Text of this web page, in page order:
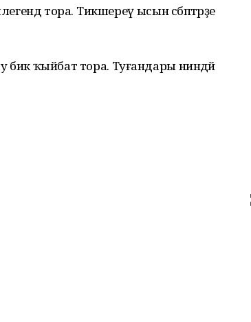
тора. Тикшереү ысын сәбәптәрҙе
бик ҡыйбат тора. Туғандары ниндәй